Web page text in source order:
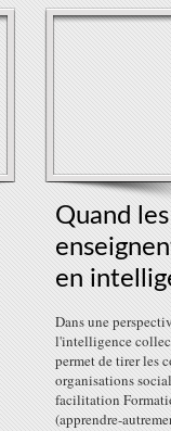
Quand
en
Dans une
l'intelligence
permet de tirer les
organisations
facilitation
(apprendre-